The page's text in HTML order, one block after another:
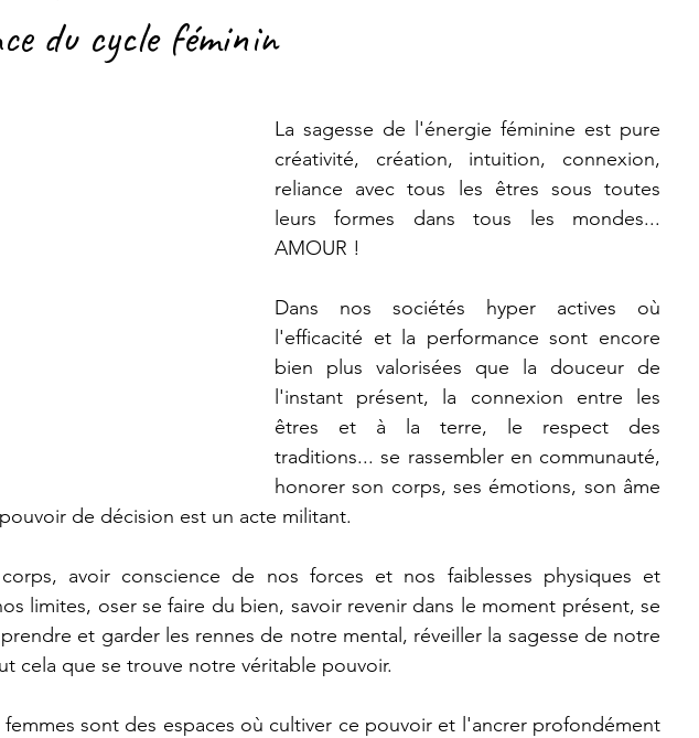
du cycle féminin
5 stars.
La sagesse de l'énergie féminine est pure
créativité, création, intuition, connexion,
reliance avec tous les êtres sous toutes
leurs formes dans tous les mondes...
AMOUR !
Dans nos sociétés hyper actives où
l'efficacité et la performance sont encore
bien plus valorisées que la douceur de
l'instant présent, la connexion entre les
êtres et à la terre, le respect des
traditions... se rassembler en communauté,
honorer son corps, ses émotions, son âme
de décision est un acte militant.
avoir conscience de nos forces et nos faiblesses physiques et
limites, oser se faire du bien, savoir revenir dans le moment présent, se
et garder les rennes de notre mental, réveiller la sagesse de notre
cela que se trouve notre véritable pouvoir.
sont des espaces où cultiver ce pouvoir et l'ancrer profondément